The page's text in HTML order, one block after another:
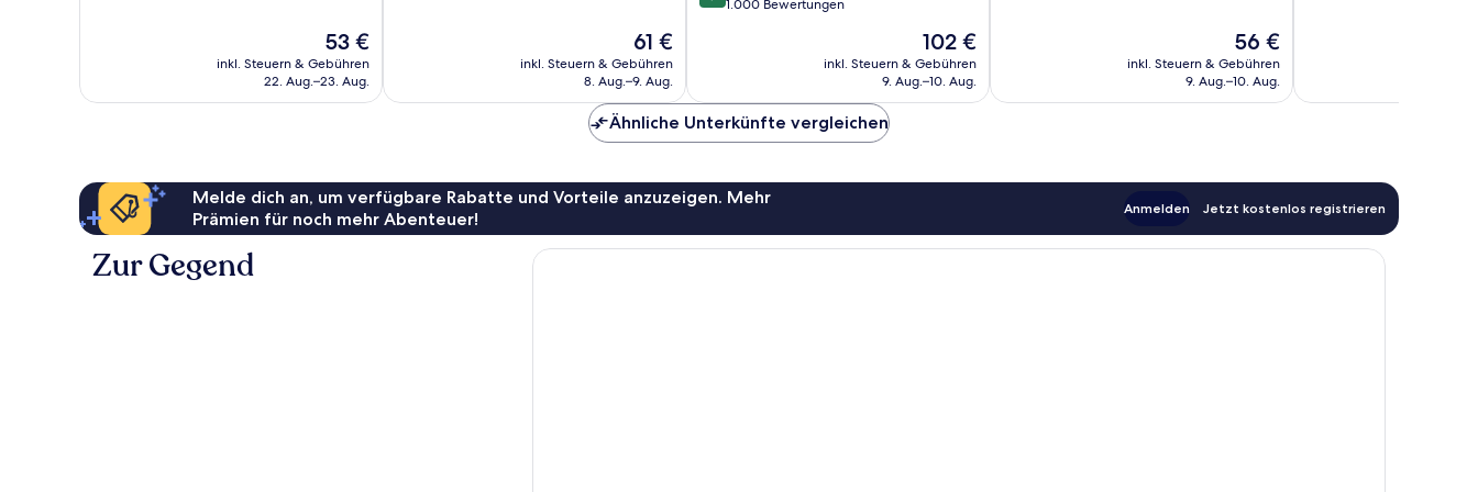
Der
Preis
beträgt
53 €
inkl. Steuern & Gebühren
22. Aug.–23. Aug.
Der
Preis
beträgt
61 €
inkl. Steuern & Gebühren
8. Aug.–9. Aug.
von1.000 Bewertungen
Der
Preis
beträgt
102 €
inkl. Steuern & Gebühren
9. Aug.–10. Aug.
Der
Preis
beträgt
56 €
inkl. Steuern & Gebühren
9. Aug.–10. Aug.
Ähnliche Unterkünfte vergleichen
Melde dich an, um verfügbare Rabatte und Vorteile anzuzeigen. Mehr
Prämien für noch mehr Abenteuer!
Anmelden Jetzt kostenlos registrieren
Zur Gegend